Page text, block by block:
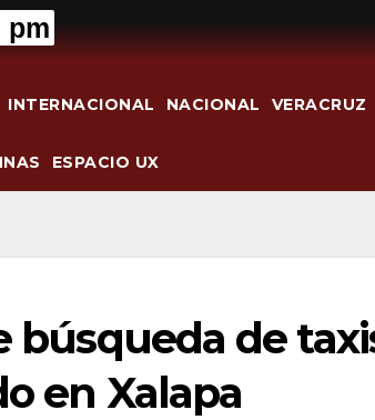
pm
INTERNACIONAL NACIONAL VERACRUZ
ESPACIO UX
búsqueda de
en Xalapa